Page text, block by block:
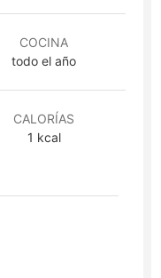
COCINA
todo el año
CALORÍAS
1 kcal